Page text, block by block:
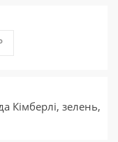
Кімберлі, зелень,